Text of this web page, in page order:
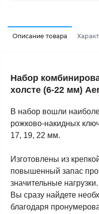
Описание товара
Набор
холсте (6-22 мм)
В набор вошли
рожково-накидных
17, 19, 22 мм.
Изготовлены из
повышенный запас
значительные нагрузки.
Вы сразу найдете
благодаря